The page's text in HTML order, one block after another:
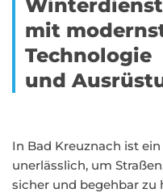
Winterdienst
mit
Technologie
und
In Bad Kreuznach ist
unerlässlich, um
sicher und begehbar zu